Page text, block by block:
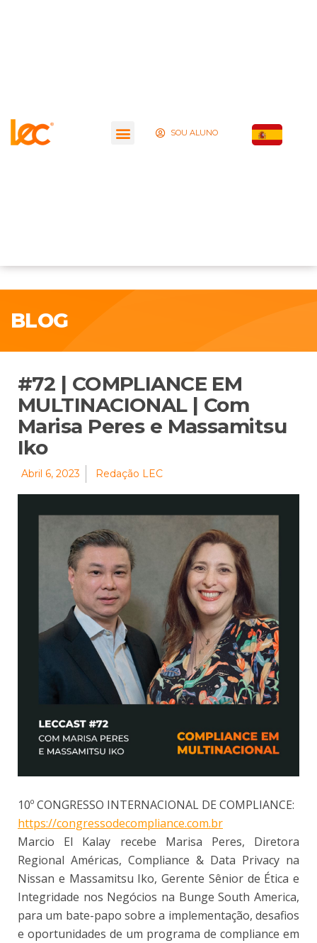
SOU ALUNO
BLOG
#72 | COMPLIANCE EM
MULTINACIONAL | Com
Marisa Peres e Massamitsu
Iko
Abril 6, 2023 Redação LEC
10º CONGRESSO INTERNACIONAL DE COMPLIANCE:
https://congressodecompliance.com.br
Marcio El Kalay recebe Marisa Peres, Diretora
Regional Américas, Compliance & Data Privacy na
Nissan e Massamitsu Iko, Gerente Sênior de Ética e
Integridade nos Negócios na Bunge South America,
para um bate-papo sobre a implementação, desafios
e oportunidades de um programa de compliance em